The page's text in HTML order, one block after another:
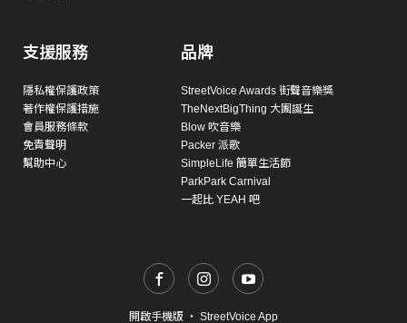
支援服務
隱私權保護政策
著作權保護措施
會員服務條款
免責聲明
幫助中心
品牌
StreetVoice Awards 街聲音樂獎
TheNextBigThing 大團誕生
Blow 吹音樂
Packer 派歌
SimpleLife 簡單生活節
ParkPark Carnival
一起比 YEAH 吧
開啟手機版 ・ StreetVoice App